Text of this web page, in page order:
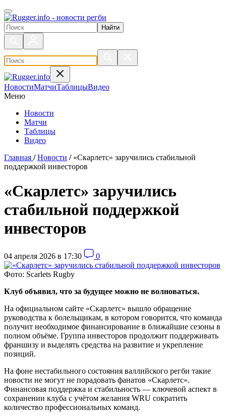
Поиск по сайту
НовостиМатчиТаблицыВидео
Меню
Новости
Матчи
Таблицы
Видео
Главная / Новости / «Скарлетс» заручились стабильной
поддержкой инвесторов
«Скарлетс» заручились
стабильной поддержкой
инвесторов
04 апреля 2026 в 17:30 0
Фото: Scarlets Rugby
Клуб объявил, что за будущее можно не волноваться.
На официальном сайте «Скарлетс» вышло обращение
руководства к болельщикам, в котором говорится, что команда
получит необходимое финансирование в ближайшие сезоны в
полном объёме. Группа инвесторов продолжит поддерживать
франшизу и выделять средства на развитие и укрепление
позиций.
На фоне нестабильного состояния валлийского регби такие
новости не могут не порадовать фанатов «Скарлетс».
Финансовая поддержка и стабильность — ключевой аспект в
сохранении клуба с учётом желания WRU сократить
количество профессиональных команд.